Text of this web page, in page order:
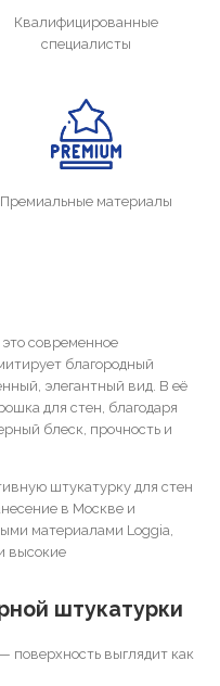
Квалифицированные
специалисты
Премиальные материалы
современное
благородный
элегантный вид. В её
для стен, благодаря
блеск, прочность и
штукатурку для стен
в Москве и
материалами Loggia,
высокие
штукатурки
поверхность выглядит как